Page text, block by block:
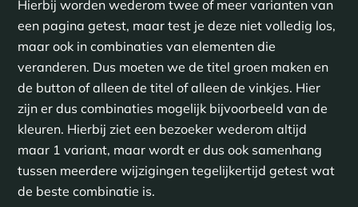
Hierbij worden wederom twee of meer varianten van
een pagina getest, maar test je deze niet volledig los,
maar ook in combinaties van elementen die
veranderen. Dus moeten we de titel groen maken en
de button of alleen de titel of alleen de vinkjes. Hier
zijn er dus combinaties mogelijk bijvoorbeeld van de
kleuren. Hierbij ziet een bezoeker wederom altijd
maar 1 variant, maar wordt er dus ook samenhang
tussen meerdere wijzigingen tegelijkertijd getest wat
de beste combinatie is.